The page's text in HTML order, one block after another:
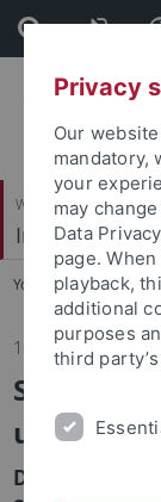
Skip
to
content
Skip
to
footer
Wirtschafts- und
Institut für
You are here:
16.04.2024
unter den
Der Tübinger
Privacy
Our
mandatory,
your
may
Data
page.
playback,
additional
purposes
third